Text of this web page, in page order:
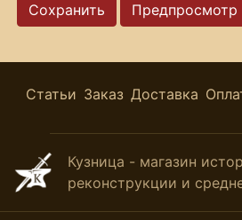
Статьи Заказ Доставка
Кузница - магазин
реконструкции и